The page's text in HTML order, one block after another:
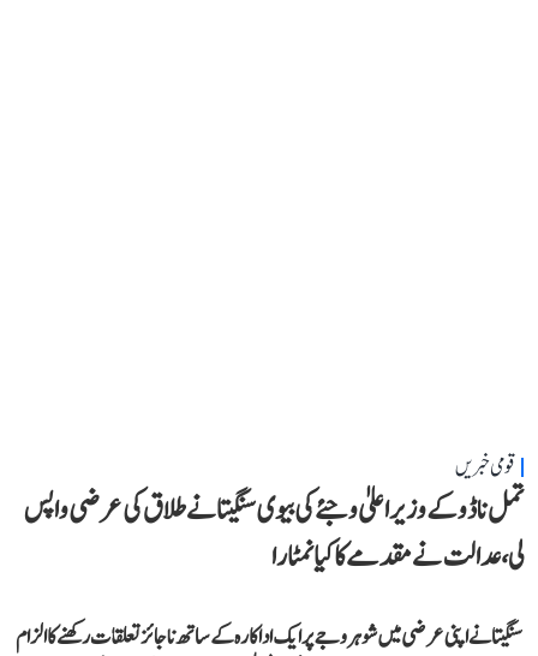
قومی خبریں
تمل ناڈو کے وزیر اعلیٰ وجئے کی بیوی سنگیتا نے طلاق کی عرضی واپس
لی، عدالت نے مقدمے کا کیا نمٹارا
سنگیتا نے اپنی عرضی میں شوہر وجے پر ایک اداکارہ کے ساتھ ناجائز تعلقات رکھنے کا الزام